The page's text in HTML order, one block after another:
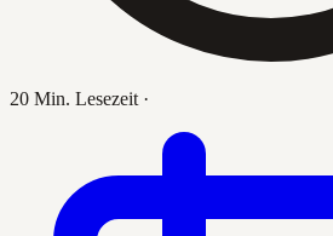
20 Min. Lesezeit ·